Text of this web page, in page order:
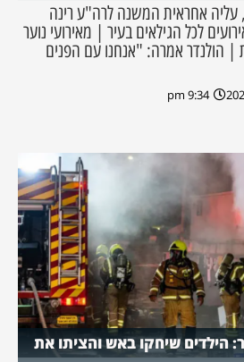
אחראית המשנה לרה"ע רינה
לכל הגילאים בעיר | מאירועי נוער
| הולנדר אמרה: "אנחנו עם הפנים
9:34 pm
הילדים שיחקו באש והציתו את